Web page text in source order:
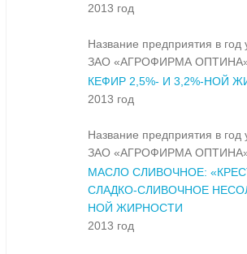
2013 год
Название предприятия в год
ЗАО «АГРОФИРМА
КЕФИР 2,5%- И 3,2%-НОЙ
2013 год
Название предприятия в год
ЗАО «АГРОФИРМА
МАСЛО СЛИВОЧНОЕ:
СЛАДКО-СЛИВОЧНОЕ
НОЙ ЖИРНОСТИ
2013 год